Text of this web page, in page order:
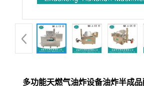
多功能天燃气油炸设备油炸半成